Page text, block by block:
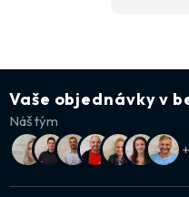
Vaše objednávky v
Náš tým